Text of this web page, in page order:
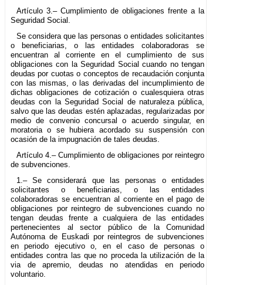
Artículo 3.– Cumplimiento de obligaciones frente a la
Seguridad Social.
Se considera que las personas o entidades solicitantes
o beneficiarias, o las entidades colaboradoras se
encuentran al corriente en el cumplimiento de sus
obligaciones con la Seguridad Social cuando no tengan
deudas por cuotas o conceptos de recaudación conjunta
con las mismas, o las derivadas del incumplimiento de
dichas obligaciones de cotización o cualesquiera otras
deudas con la Seguridad Social de naturaleza pública,
salvo que las deudas estén aplazadas, regularizadas por
medio de convenio concursal o acuerdo singular, en
moratoria o se hubiera acordado su suspensión con
ocasión de la impugnación de tales deudas.
Artículo 4.– Cumplimiento de obligaciones por reintegro
de subvenciones.
1.– Se considerará que las personas o entidades
solicitantes o beneficiarias, o las entidades
colaboradoras se encuentran al corriente en el pago de
obligaciones por reintegro de subvenciones cuando no
tengan deudas frente a cualquiera de las entidades
pertenecientes al sector público de la Comunidad
Autónoma de Euskadi por reintegros de subvenciones
en periodo ejecutivo o, en el caso de personas o
entidades contra las que no proceda la utilización de la
via de apremio, deudas no atendidas en periodo
voluntario.